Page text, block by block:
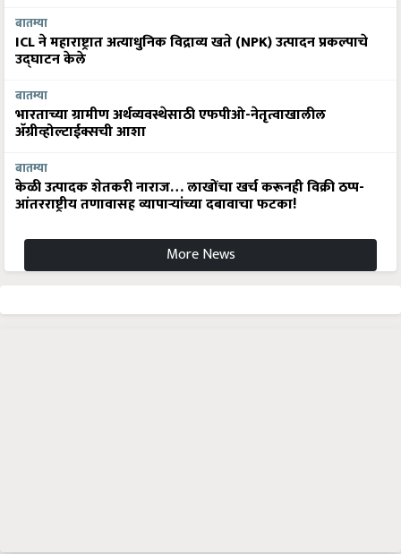
बातम्या
ICL ने महाराष्ट्रात अत्याधुनिक विद्राव्य खते (NPK) उत्पादन प्रकल्पाचे
उद्घाटन केले
बातम्या
भारताच्या ग्रामीण अर्थव्यवस्थेसाठी एफपीओ-नेतृत्वाखालील
अ‍ॅग्रीव्होल्टाईक्सची आशा
बातम्या
केळी उत्पादक शेतकरी नाराज… लाखोंचा खर्च करूनही विक्री ठप्प-
आंतरराष्ट्रीय तणावासह व्यापाऱ्यांच्या दबावाचा फटका!
More News